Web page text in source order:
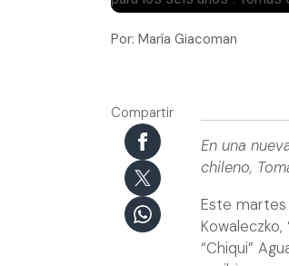
Por: María Giacoman
Compartir
En una
chileno,
Este
Kowaleczko,
“Chiqui”